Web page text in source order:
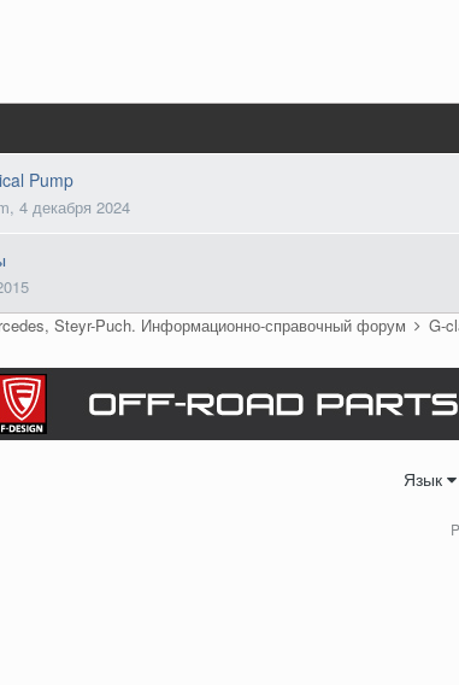
Pump
4 декабря 2024
Steyr-Puch. Информационно-справочный форум G-
Язык